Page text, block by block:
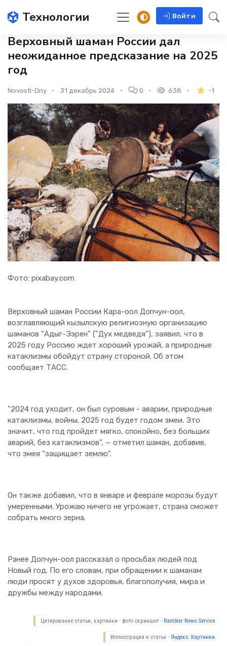
Технологии Войти
Верховный шаман России дал
неожиданное предсказание на 2025
год
Novosti-Dny 31 декабрь 2024 0 638 -1
Фото: pixabay.com
Верховный шаман России Кара-оол Допчун-оол,
возглавляющий кызылскую религиозную организацию
шаманов "Адыг-Ээрен" ("Дух медведя"), заявил, что в
2025 году Россию ждет хороший урожай, а природные
катаклизмы обойдут страну стороной. Об этом
сообщает ТАСС.
"2024 год уходит, он был суровым - аварии, природные
катаклизмы, войны. 2025 год будет годом змеи. Это
значит, что год пройдет мягко, спокойно, без больших
аварий, без катаклизмов", — отметил шаман, добавив,
что змея "защищает землю".
Он также добавил, что в январе и феврале морозы будут
умеренными. Урожаю ничего не угрожает, страна сможет
собрать много зерна.
Ранее Допчун-оол рассказал о просьбах людей под
Новый год. По его словам, при обращении к шаманам
люди просят у духов здоровья, благополучия, мира и
дружбы между народами.
Цитирование статьи, картинки - фото скриншот - Rambler News Service.
Иллюстрация к статье - Яндекс. Картинки.